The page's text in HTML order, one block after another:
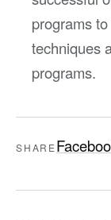
programs
techniques
programs.
SHARE